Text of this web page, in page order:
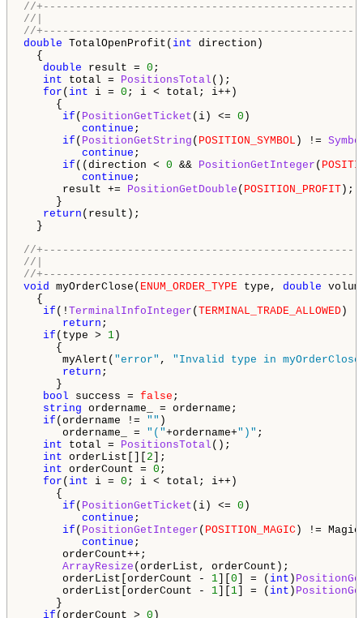
//
//|
//
double TotalOpenProfit( int direction)
{
double result = 0 ;
int total = PositionsTotal ();
for ( int i = 0 ; i < total; i++)
{
if ( PositionGetTicket (i) <= 0 )
continue ;
if ( PositionGetString ( POSITION_SYMBOL ) !=
continue ;
if ((direction < 0 && PositionGetInteger (
continue ;
result += PositionGetDouble ( POSITION_PROFIT );
}
return (result);
}
//
//|
//
void myOrderClose( ENUM_ORDER_TYPE type, double
{
if (! TerminalInfoInteger ( TERMINAL_TRADE_ALLOWED )
return ;
if (type > 1 )
{
myAlert( "error" , "Invalid type in
return ;
}
bool success = false ;
string ordername_ = ordername;
if (ordername != "" )
ordername_ = "("+ordername+")" ;
int total = PositionsTotal ();
int orderList[][ 2 ];
int orderCount = 0 ;
for ( int i = 0 ; i < total; i++)
{
if ( PositionGetTicket (i) <= 0 )
continue ;
if ( PositionGetInteger ( POSITION_MAGIC ) !=
continue ;
orderCount++;
ArrayResize (orderList, orderCount);
orderList[orderCount - 1 0 ] = ( int )
orderList[orderCount - 1 1 ] = ( int )
}
if (orderCount > 0 )